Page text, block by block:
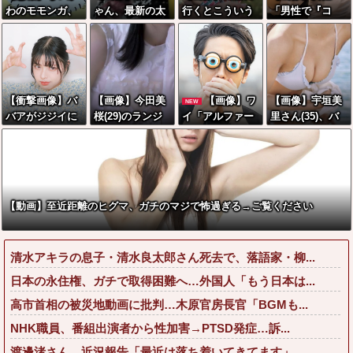
わのモモンガ、
まもなく死ぬ模
ゃん、最新の太
ももがあまりに
もシコすぎる件
行くとこういう
恵体メロン乳(3
5)を指名してし
まう奴wwwww
「男性で『コ
レ』やってくれ
る人、あれ、嬉
しいですw」→
まさかの行為が
こちらw w w w
w w w w w
【衝撃画像】バ
バアがジジイに
チェーンソ
w w w
【画像】今田美
桜(29)のランジ
ェリー、こんな
に乳を出してた
のかよwww
NEW
【画像】ワ
イ「アルファー
ドいいなあ。買
いに行くか」店
員「ほいっ見積
もりな！」ワイ
「金額おかしく
ね？」←お前ら
もそう思うよ
な？？？？？
【画像】宇垣美
里さん(35)、バ
カデカ乳を強調
させた最新の姿
wwww
【動画】至近距離のヒグマ、ガチのマジで怖過ぎる→ご覧ください
清水アキラの息子・清水良太郎さん死去で、落語家・柳...
日本の永住権、ガチで取得困難へ…外国人「もう日本は...
高市首相の被災地動画に批判…木原官房長官「BGMも...
NHK職員、番組出演者から性加害→PTSD発症…訴...